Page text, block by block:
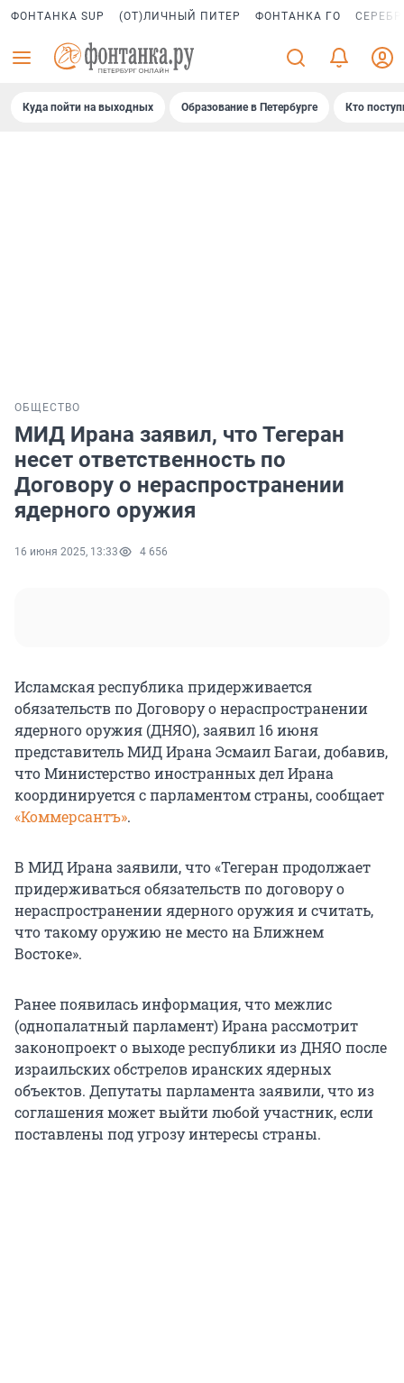
ФОНТАНКА SUP (ОТ)ЛИЧНЫЙ ПИТЕР ФОНТАНКА ГО
Куда пойти на выходных Образование в Петербурге Кто
ОБЩЕСТВО
МИД Ирана заявил, что Тегеран
несет ответственность по
Договору о нераспространении
ядерного оружия
16 июня 2025, 13:33 4 656
Исламская республика придерживается
обязательств по Договору о нераспространении
ядерного оружия (ДНЯО), заявил 16 июня
представитель МИД Ирана Эсмаил Багаи, добавив,
что Министерство иностранных дел Ирана
координируется с парламентом страны, сообщает
«Коммерсантъ».
В МИД Ирана заявили, что «Тегеран продолжает
придерживаться обязательств по договору о
нераспространении ядерного оружия и считать,
что такому оружию не место на Ближнем
Востоке».
Ранее появилась информация, что межлис
(однопалатный парламент) Ирана рассмотрит
законопроект о выходе республики из ДНЯО после
израильских обстрелов иранских ядерных
объектов. Депутаты парламента заявили, что из
соглашения может выйти любой участник, если
поставлены под угрозу интересы страны.